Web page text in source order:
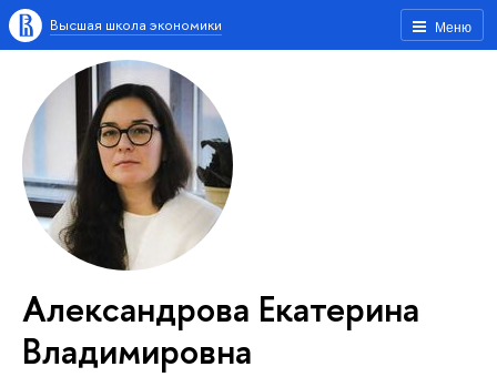
Меню
Высшая школа экономики
Александрова Екатерина
Владимировна